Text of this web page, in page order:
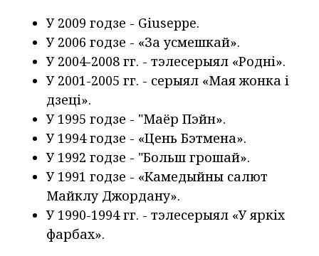
У 2009 годзе - Giuseppe.
У 2006 годзе - «За усмешкай».
У 2004-2008 гг. - тэлесерыял «Родні».
У 2001-2005 гг. - серыял «Мая жонка і
дзеці».
У 1995 годзе - "Маёр Пэйн».
У 1994 годзе - «Цень Бэтмена».
У 1992 годзе - "Больш грошай».
У 1991 годзе - «Камедыйны салют
Майклу Джордану».
У 1990-1994 гг. - тэлесерыял «У яркіх
фарбах».